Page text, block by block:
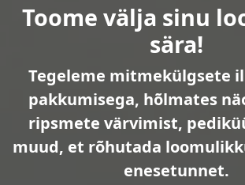
Toome välja sinu
sära!
Tegeleme mitmekülgsete
pakkumisega, hõlmates
ripsmete värvimist,
muud, et rõhutada
enesetunnet.